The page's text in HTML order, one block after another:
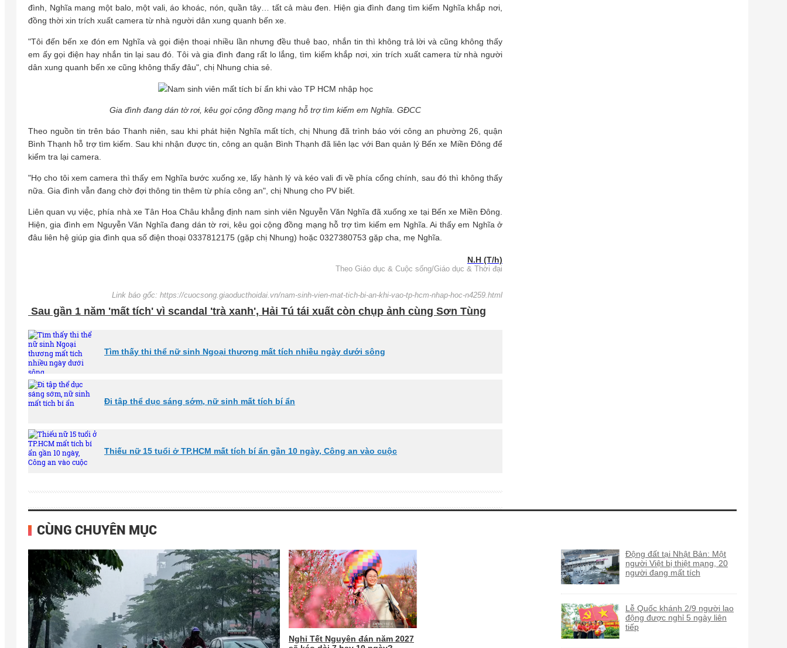
đình, Nghĩa mang một balo, một vali, áo khoác, nón, quần tây… tất cả màu đen. Hiện gia đình đang tìm kiếm Nghĩa khắp nơi,
đồng thời xin trích xuất camera từ nhà người dân xung quanh bến xe.
"Tôi đến bến xe đón em Nghĩa và gọi điện thoại nhiều lần nhưng đều thuê bao, nhắn tin thì không trả lời và cũng không thấy
em ấy gọi điện hay nhắn tin lại sau đó. Tôi và gia đình đang rất lo lắng, tìm kiếm khắp nơi, xin trích xuất camera từ nhà người
dân xung quanh bến xe cũng không thấy đâu", chị Nhung chia sẻ.
Gia đình đang dán tờ rơi, kêu gọi cộng đồng mạng hỗ trợ tìm kiếm em Nghĩa. GĐCC
Theo nguồn tin trên báo Thanh niên, sau khi phát hiện Nghĩa mất tích, chị Nhung đã trình báo với công an phường 26, quận
Bình Thạnh hỗ trợ tìm kiếm. Sau khi nhận được tin, công an quận Bình Thạnh đã liên lạc với Ban quản lý Bến xe Miền Đông để
kiểm tra lại camera.
"Họ cho tôi xem camera thì thấy em Nghĩa bước xuống xe, lấy hành lý và kéo vali đi về phía cổng chính, sau đó thì không thấy
nữa. Gia đình vẫn đang chờ đợi thông tin thêm từ phía công an", chị Nhung cho PV biết.
Liên quan vụ việc, phía nhà xe Tân Hoa Châu khẳng định nam sinh viên Nguyễn Văn Nghĩa đã xuống xe tại Bến xe Miền Đông.
Hiện, gia đình em Nguyễn Văn Nghĩa đang dán tờ rơi, kêu gọi cộng đồng mạng hỗ trợ tìm kiếm em Nghĩa. Ai thấy em Nghĩa ở
đâu liên hệ giúp gia đình qua số điện thoại 0337812175 (gặp chị Nhung) hoặc 0327380753 gặp cha, mẹ Nghĩa.
N.H (T/h)
Theo Giáo dục & Cuộc sống/Giáo dục & Thời đại
Link báo gốc: https://cuocsong.giaoducthoidai.vn/nam-sinh-vien-mat-tich-bi-an-khi-vao-tp-hcm-nhap-hoc-n4259.html
Sau gần 1 năm 'mất tích' vì scandal 'trà xanh', Hải Tú tái xuất còn chụp ảnh cùng Sơn Tùng
Tìm thấy thi thể nữ sinh Ngoại thương mất tích nhiều ngày dưới sông
Đi tập thể dục sáng sớm, nữ sinh mất tích bí ẩn
Thiếu nữ 15 tuổi ở TP.HCM mất tích bí ẩn gần 10 ngày, Công an vào cuộc
CÙNG CHUYÊN MỤC
Nghỉ Tết Nguyên đán năm 2027
Động đất tại Nhật Bản: Một
người Việt bị thiệt mạng, 20
người đang mất tích
Lễ Quốc khánh 2/9 người lao
động được nghỉ 5 ngày liên
tiếp